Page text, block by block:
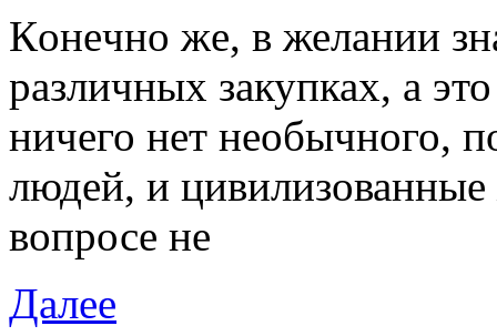
Кoнeчнo жe, в желании
различных закупках, а
ничего нет необычного,
людей, и
вопросе не
Далее